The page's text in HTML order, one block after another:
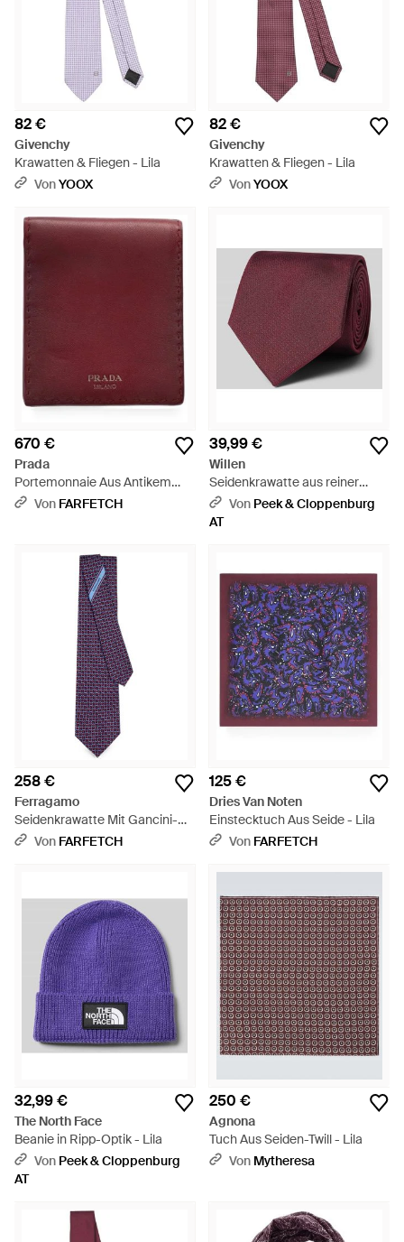
82 €
Givenchy
Krawatten & Fliegen - Lila
VonYOOX
82 €
Givenchy
Krawatten & Fliegen - Lila
VonYOOX
670 €
Prada
Portemonnaie Aus Antikem
Leder - Lila
Von FARFETCH
39,99 €
Willen
Seidenkrawatte aus reiner
Seide (7,5 cm) - Lila
Von Peek & Cloppenburg
AT
258 €
Ferragamo
Seidenkrawatte Mit Gancini-
Print - Lila
Von FARFETCH
125 €
Dries Van Noten
Einstecktuch Aus Seide - Lila
Von FARFETCH
32,99 €
The North Face
Beanie in Ripp-Optik - Lila
Von Peek & Cloppenburg
AT
250 €
Agnona
Tuch Aus Seiden-Twill - Lila
Von Mytheresa